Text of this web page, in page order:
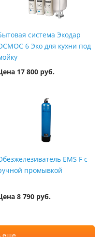
система Экодар
6 Эко для кухни под
17 800 руб.
EMS F с
промывкой
8 790 руб.
еще